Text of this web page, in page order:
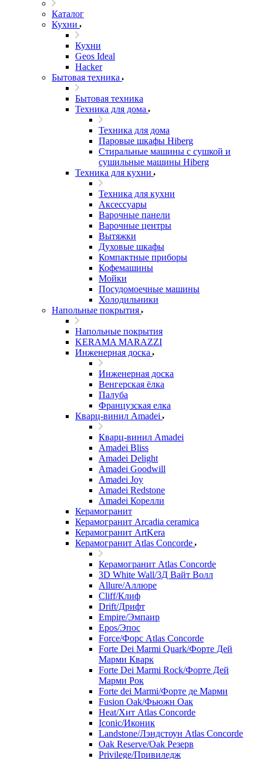
Каталог
Кухни
Кухни
Geos Ideal
Hacker
Бытовая техника
Бытовая техника
Техника для дома
Техника для дома
Паровые шкафы Hiberg
Стиральные машины с сушкой и
сушильные машины Hiberg
Техника для кухни
Техника для кухни
Аксессуары
Варочные панели
Варочные центры
Вытяжки
Духовые шкафы
Компактные приборы
Кофемашины
Мойки
Посудомоечные машины
Холодильники
Напольные покрытия
Напольные покрытия
KERAMA MARAZZI
Инженерная доска
Инженерная доска
Венгерская ёлка
Палуба
Французская елка
Кварц-винил Amadei
Кварц-винил Amadei
Amadei Bliss
Amadei Delight
Amadei Goodwill
Amadei Joy
Amadei Redstone
Amadei Корелли
Керамогранит
Керамогранит Arcadia ceramica
Керамогранит ArtKera
Керамогранит Atlas Concorde
Керамогранит Atlas Concorde
3D White Wall/3Д Вайт Волл
Allure/Аллюрe
Cliff/Клиф
Drift/Дрифт
Empire/Эмпаир
Epos/Эпос
Force/Фoрс Atlas Concorde
Forte Dei Marmi Quark/Форте Дей
Марми Кварк
Forte Dei Marmi Rock/Форте Дей
Марми Рок
Forte dei Marmi/Форте де Марми
Fusion Oak/Фьюжн Оак
Heat/Xит Atlas Concorde
Iconic/Иконик
Landstone/Лэндстоун Atlas Concorde
Oak Reserve/Оak Резepв
Privilege/Привиледж